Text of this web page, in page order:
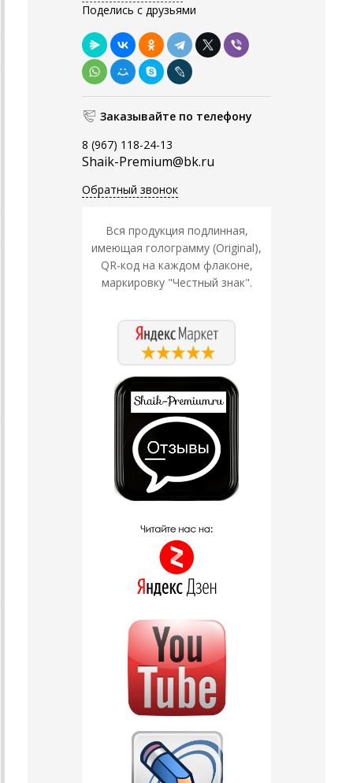
Поделись с друзьями
Заказывайте по телефону
8 (967) 118-24-13
Shaik-Premium@bk.ru
Обратный звонок
Вся продукция подлинная,
имеющая голограмму (Original),
QR-код на каждом флаконе,
маркировку "Честный знак".